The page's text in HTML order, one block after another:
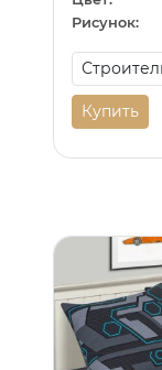
Рисунок:
Купить